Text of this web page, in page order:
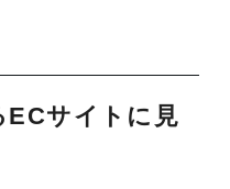
ECサイトに見